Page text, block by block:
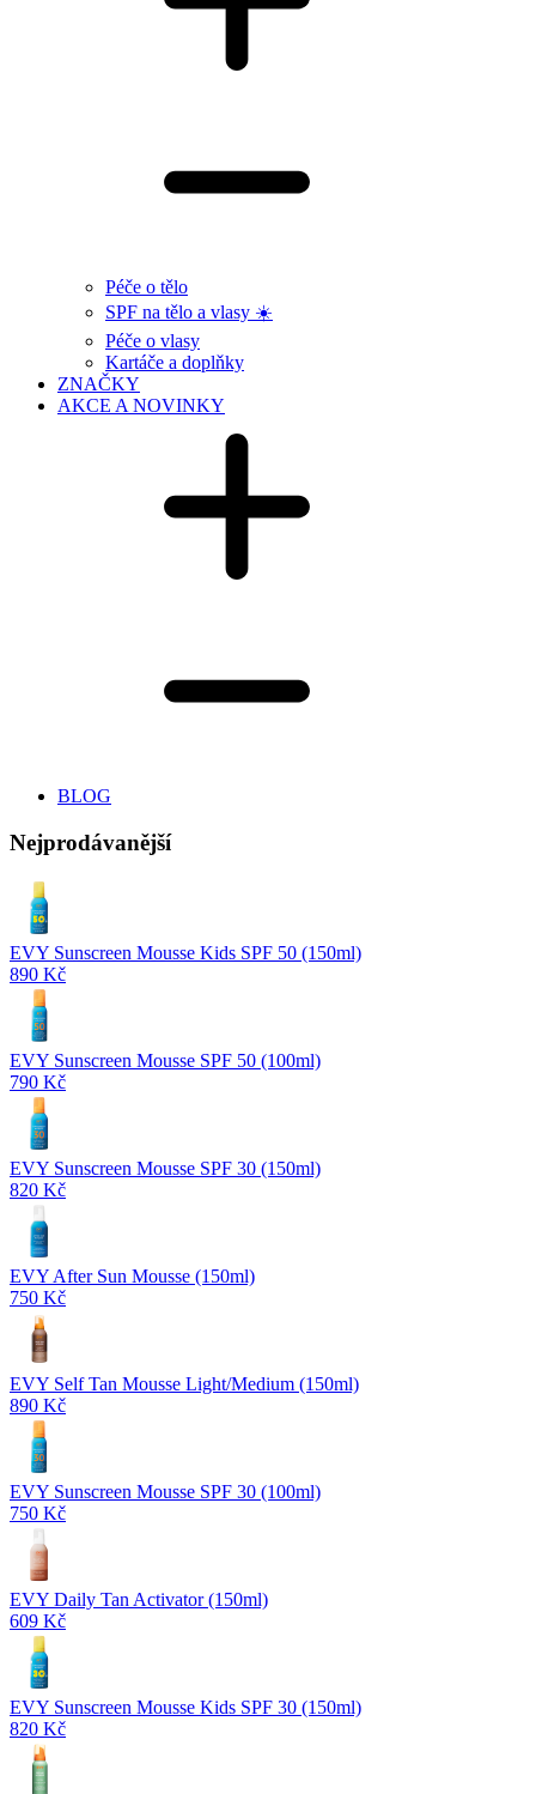
Péče o tělo
SPF na tělo a vlasy ☀️
Péče o vlasy
Kartáče a doplňky
ZNAČKY
AKCE A NOVINKY
BLOG
Nejprodávanější
EVY Sunscreen Mousse Kids SPF 50 (150ml)
890 Kč
EVY Sunscreen Mousse SPF 50 (100ml)
790 Kč
EVY Sunscreen Mousse SPF 30 (150ml)
820 Kč
EVY After Sun Mousse (150ml)
750 Kč
EVY Self Tan Mousse Light/Medium (150ml)
890 Kč
EVY Sunscreen Mousse SPF 30 (100ml)
750 Kč
EVY Daily Tan Activator (150ml)
609 Kč
EVY Sunscreen Mousse Kids SPF 30 (150ml)
820 Kč